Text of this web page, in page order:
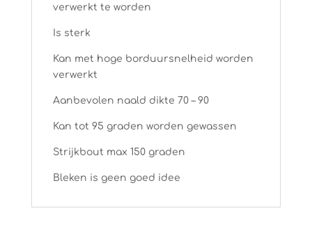
verwerkt te worden
Is sterk
Kan met hoge borduursnelheid worden
verwerkt
Aanbevolen naald dikte 70 – 90
Kan tot 95 graden worden gewassen
Strijkbout max 150 graden
Bleken is geen goed idee